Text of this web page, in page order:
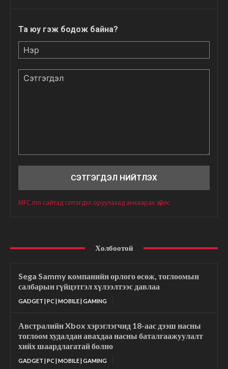
Та юу гэж бодож байна?
MFC.mn сайтад сэтгэгдэл оруулахад анхаарах зүйлс
Холбоотой
Sega Sammy компанийн орлого өсөж, тоглоомын
салбарын гүйцэтгэл хүлээлтээс давлаа
GADGET | PC | MOBILE | GAMING
Австралийн Xbox хэрэглэгчид 18-аас дээш насны
тоглоом худалдан авахдаа насны баталгаажуулалт
хийх шаардлагатай болно
GADGET | PC | MOBILE | GAMING